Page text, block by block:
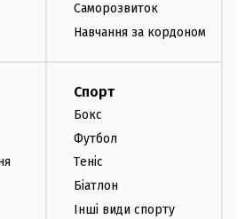
Саморозвиток
Навчання за кордоном
Спорт
Бокс
Футбол
Теніс
Біатлон
Інші види спорту